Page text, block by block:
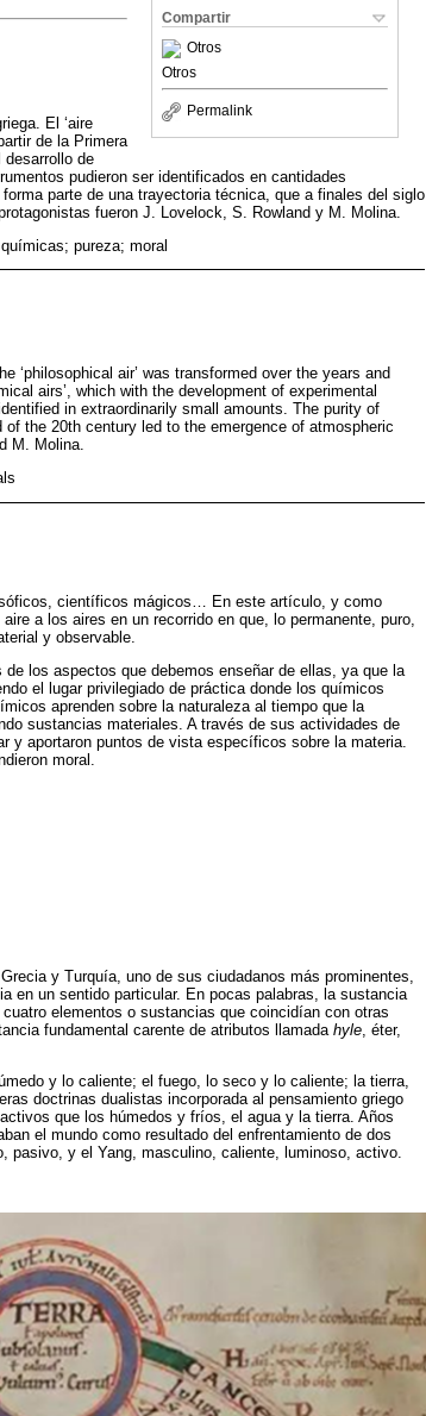
Compartir
Otros
Otros
Permalink
El ‘aire
de la Primera
desarrollo de
pudieron ser identificados en cantidades
parte de una trayectoria técnica, que a finales del siglo
fueron J. Lovelock, S. Rowland y M. Molina.
pureza; moral
‘philosophical air’ was transformed over the years and
airs’, which with the development of experimental
in extraordinarily small amounts. The purity of
the 20th century led to the emergence of atmospheric
M. Molina.
científicos mágicos… En este artículo, y como
a los aires en un recorrido en que, lo permanente, puro,
y observable.
los aspectos que debemos enseñar de ellas, ya que la
el lugar privilegiado de práctica donde los químicos
aprenden sobre la naturaleza al tiempo que la
sustancias materiales. A través de sus actividades de
y aportaron puntos de vista específicos sobre la materia.
moral.
y Turquía, uno de sus ciudadanos más prominentes,
en un sentido particular. En pocas palabras, la sustancia
elementos o sustancias que coincidían con otras
fundamental carente de atributos llamada hyle , éter,
y lo caliente; el fuego, lo seco y lo caliente; la tierra,
doctrinas dualistas incorporada al pensamiento griego
que los húmedos y fríos, el agua y la tierra. Años
el mundo como resultado del enfrentamiento de dos
pasivo, y el Yang, masculino, caliente, luminoso, activo.